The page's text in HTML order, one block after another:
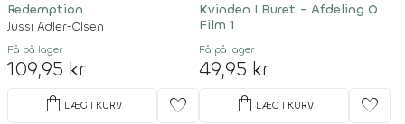
Redemption
Jussi Adler-Olsen
Få på lager
109,95 kr
shopping_bag LÆG I KURV favorite
Kvinden I Buret - Afdeling Q
Film 1
Få på lager
49,95 kr
shopping_bag LÆG I KURV favorite